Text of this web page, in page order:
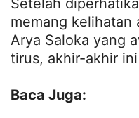
memang kelihatan
Arya Saloka yang
tirus, akhir-akhir
Baca Juga: